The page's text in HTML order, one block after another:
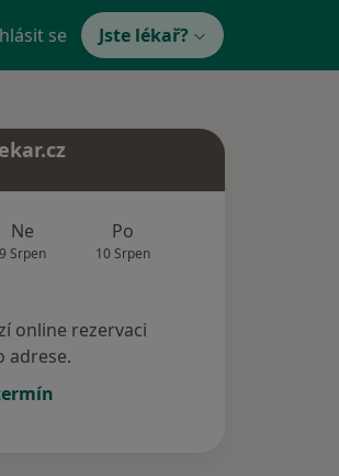
se Jste lékař?
Ne
9 Srpen
Po
10 Srpen
online rezervaci
adrese.